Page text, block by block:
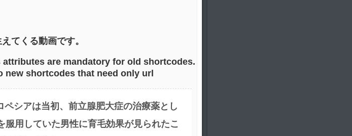
てくる動画です。
are mandatory for old shortcodes.
new shortcodes that need only url
シアは当初、前立腺肥大症の治療薬とし
用していた男性に育毛効果が見られたこ